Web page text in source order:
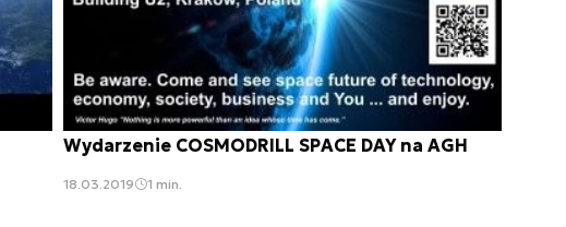
Wydarzenie COSMODRILL SPACE DAY na AGH
18.03.2019 1 min.